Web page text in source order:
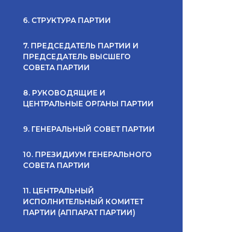
6. СТРУКТУРА ПАРТИИ
7. ПРЕДСЕДАТЕЛЬ ПАРТИИ И
ПРЕДСЕДАТЕЛЬ ВЫСШЕГО
СОВЕТА ПАРТИИ
8. РУКОВОДЯЩИЕ И
ЦЕНТРАЛЬНЫЕ ОРГАНЫ ПАРТИИ
9. ГЕНЕРАЛЬНЫЙ СОВЕТ ПАРТИИ
10. ПРЕЗИДИУМ ГЕНЕРАЛЬНОГО
СОВЕТА ПАРТИИ
11. ЦЕНТРАЛЬНЫЙ
ИСПОЛНИТЕЛЬНЫЙ КОМИТЕТ
ПАРТИИ (АППАРАТ ПАРТИИ)